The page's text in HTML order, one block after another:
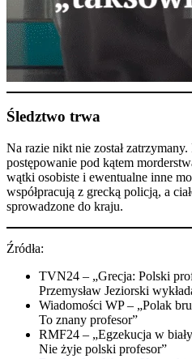
Śledztwo trwa
Na razie nikt nie został
postępowanie pod kątem
wątki osobiste i ewentualne inne
współpracują z grecką policją, a
sprowadzone do kraju.
Źródła:
TVN24 – „Grecja: Polski
Przemysław Jeziorski
Wiadomości WP – „Polak
To znany profesor”
RMF24 – „Egzekucja w
Nie żyje polski profesor”